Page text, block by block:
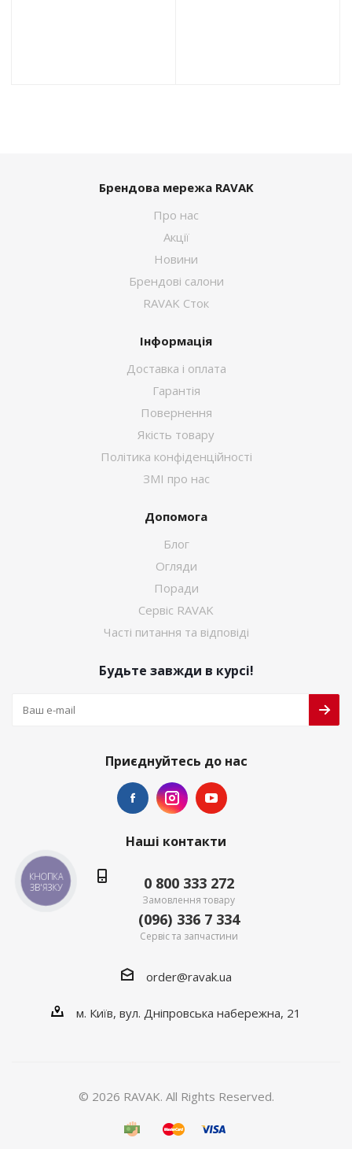
Брендова мережа RAVAK
Про нас
Акції
Новини
Брендові салони
RAVAK Сток
Інформація
Доставка і оплата
Гарантія
Повернення
Якість товару
Політика конфіденційності
ЗМІ про нас
Допомога
Блог
Огляди
Поради
Сервіс RAVAK
Часті питання та відповіді
Будьте завжди в курсі!
Приєднуйтесь до нас
Наші контакти
0 800 333 272
Замовлення товару
(096) 336 7 334
Сервіс та запчастини
order@ravak.ua
м. Київ, вул. Дніпровська набережна, 21
© 2026 RAVAK. All Rights Reserved.
КНОПКА
ЗВ'ЯЗКУ